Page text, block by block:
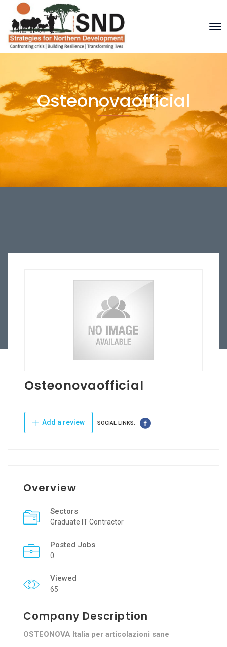
Osteonovaofficial
Osteonovaofficial
Add a review SOCIAL LINKS:
Overview
Sectors
Graduate IT Contractor
Posted Jobs
0
Viewed
65
Company Description
OSTEONOVA Italia per articolazioni sane